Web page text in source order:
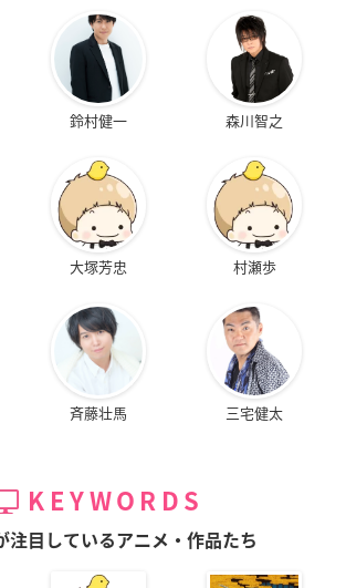
鈴村健一 森川智之
大塚芳忠 村瀬歩
斉藤壮馬 三宅健太
KEYWORDS
注目しているアニメ・作品たち